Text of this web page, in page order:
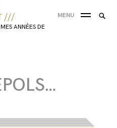
///
ANNÉES DE
MENU